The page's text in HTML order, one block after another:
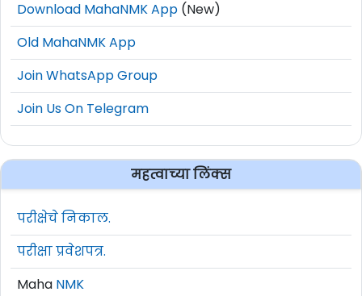
Download MahaNMK App (New)
Old MahaNMK App
Join WhatsApp Group
Join Us On Telegram
महत्वाच्या लिंक्स
परीक्षेचे निकाल.
परीक्षा प्रवेशपत्र.
Maha NMK